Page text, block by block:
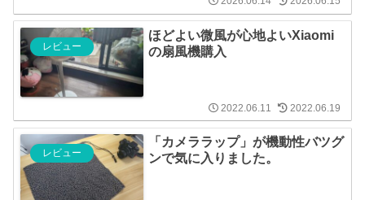
レビュー
ほどよい微風が心地よいXiaomi
の扇風機購入
2022.06.11 2022.06.19
レビュー
「カメララップ」が機動性バツグ
ンで気に入りました。